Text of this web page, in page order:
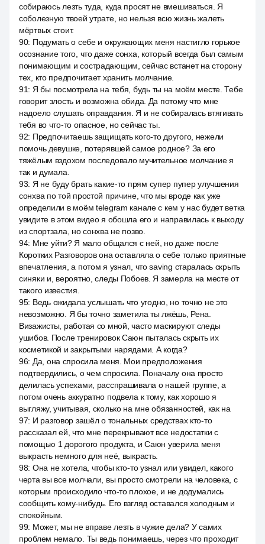
собираюсь лезть туда, куда просят не вмешиваться. Я
соболезную твоей утрате, но нельзя всю жизнь жалеть
мёртвых стоит.
90: Подумать о себе и окружающих меня настигло горькое
осознание того, что даже сонха, который всегда был самым
понимающим и сострадающим, сейчас встанет на сторону
тех, кто предпочитает хранить молчание.
91: Я бы посмотрела на тебя, будь ты на моём месте. Тебе
говорит злость и возможна обида. Да потому что мне
надоело слушать оправдания. Я и не собиралась втягивать
тебя во что-то опасное, но сейчас ты.
92: Предпочитаешь защищать кого-то другого, нежели
помочь девушке, потерявшей самое родное? За его
тяжёлым вздохом последовало мучительное молчание я
так и думала.
93: Я не буду брать какие-то прям супер пупер улучшения
сонхва по той простой причине, что мы вроде как уже
определили в моём telegram канале с кем у нас будет ветка
увидите в этом видео я обошла его и направилась к выходу
из спортзала, но сонхва не позво.
94: Мне уйти? Я мало общался с ней, но даже после
Коротких Разговоров она оставляла о себе только приятные
впечатления, а потом я узнал, что saving старалась скрыть
синяки и, вероятно, следы Побоев. Я замерла на месте от
такого известия.
95: Ведь ожидала услышать что угодно, но точно не это
невозможно. Я бы точно заметила ты лжёшь, Рена.
Визажисты, работая со мной, часто маскируют следы
ушибов. После тренировок Саюн пыталась скрыть их
косметикой и закрытыми нарядами. А когда?
96: Да, она спросила меня. Мои предположения
подтвердились, о чем спросила. Поначалу она просто
делилась успехами, расспрашивала о нашей группе, а
потом очень аккуратно подвела к тому, как хорошо я
выгляжу, учитывая, сколько на мне обязанностей, как на
97: И разговор зашёл о тональных средствах кто-то
рассказал ей, что мне перекрывают все недостатки с
помощью 1 дорогого продукта, и Саюн уверила меня
выкрасть немного для неё, выкрасть.
98: Она не хотела, чтобы кто-то узнал или увидел, какого
черта вы все молчали, вы просто смотрели на человека, с
которым происходило что-то плохое, и не додумались
сообщить кому-нибудь. Его взгляд оставался холодным и
спокойным.
99: Может, мы не вправе лезть в чужие дела? У самих
проблем немало. Ты ведь понимаешь, через что проходит